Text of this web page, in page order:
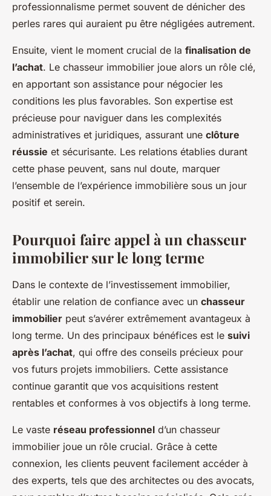
professionnalisme permet souvent de dénicher des
perles rares qui auraient pu être négligées autrement.
Ensuite, vient le moment crucial de la finalisation de
l’achat. Le chasseur immobilier joue alors un rôle clé,
en apportant son assistance pour négocier les
conditions les plus favorables. Son expertise est
précieuse pour naviguer dans les complexités
administratives et juridiques, assurant une clôture
réussie et sécurisante. Les relations établies durant
cette phase peuvent, sans nul doute, marquer
l’ensemble de l’expérience immobilière sous un jour
positif et serein.
Pourquoi faire appel à un chasseur
immobilier sur le long terme
Dans le contexte de l’investissement immobilier,
établir une relation de confiance avec un chasseur
immobilier peut s’avérer extrêmement avantageux à
long terme. Un des principaux bénéfices est le suivi
après l’achat, qui offre des conseils précieux pour
vos futurs projets immobiliers. Cette assistance
continue garantit que vos acquisitions restent
rentables et conformes à vos objectifs à long terme.
Le vaste réseau professionnel d’un chasseur
immobilier joue un rôle crucial. Grâce à cette
connexion, les clients peuvent facilement accéder à
des experts, tels que des architectes ou des avocats,